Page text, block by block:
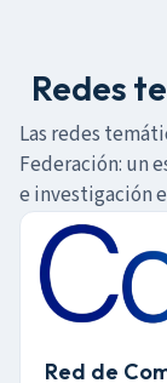
Redes
Las redes
Federación: un
e investigación
Red de